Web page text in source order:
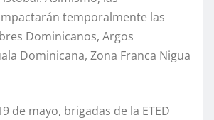
temporalmente las
Dominicanos, Argos
Dominicana, Zona Franca Nigua
de mayo, brigadas de la ETED